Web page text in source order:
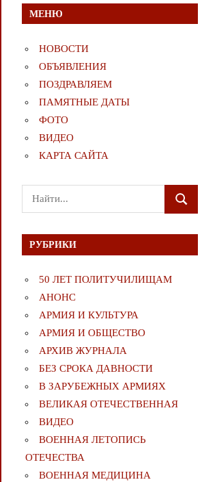
МЕНЮ
НОВОСТИ
ОБЪЯВЛЕНИЯ
ПОЗДРАВЛЯЕМ
ПАМЯТНЫЕ ДАТЫ
ФОТО
ВИДЕО
КАРТА САЙТА
Поиск
для:
ПОИСК
РУБРИКИ
50 ЛЕТ ПОЛИТУЧИЛИЩАМ
АНОНС
АРМИЯ И КУЛЬТУРА
АРМИЯ И ОБЩЕСТВО
АРХИВ ЖУРНАЛА
БЕЗ СРОКА ДАВНОСТИ
В ЗАРУБЕЖНЫХ АРМИЯХ
ВЕЛИКАЯ ОТЕЧЕСТВЕННАЯ
ВИДЕО
ВОЕННАЯ ЛЕТОПИСЬ
ОТЕЧЕСТВА
ВОЕННАЯ МЕДИЦИНА